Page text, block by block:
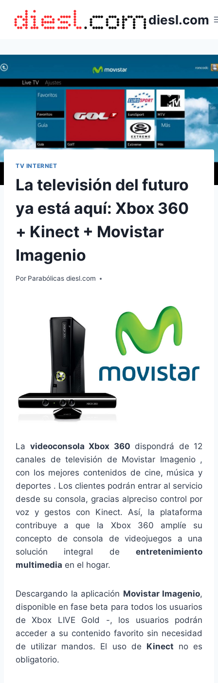
contenido
diesl.com
TV INTERNET
La televisión del futuro
ya está aquí: Xbox 360
+ Kinect + Movistar
Imagenio
Por Parabólicas diesl.com
La videoconsola Xbox 360 dispondrá de 12
canales de televisión de Movistar Imagenio ,
con los mejores contenidos de cine, música y
deportes . Los clientes podrán entrar al servicio
desde su consola, gracias alpreciso control por
voz y gestos con Kinect. Así, la plataforma
contribuye a que la Xbox 360 amplíe su
concepto de consola de videojuegos a una
solución integral de entretenimiento
multimedia en el hogar.
Descargando la aplicación Movistar Imagenio,
disponible en fase beta para todos los usuarios
de Xbox LIVE Gold -, los usuarios podrán
acceder a su contenido favorito sin necesidad
de utilizar mandos. El uso de Kinect no es
obligatorio.